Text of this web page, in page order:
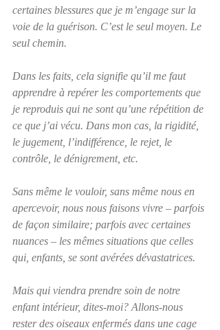
certaines blessures que je m’engage sur la
voie de la guérison. C’est le seul moyen. Le
seul chemin.
Dans les faits, cela signifie qu’il me faut
apprendre à repérer les comportements que
je reproduis qui ne sont qu’une répétition de
ce que j’ai vécu. Dans mon cas, la rigidité,
le jugement, l’indifférence, le rejet, le
contrôle, le dénigrement, etc.
Sans même le vouloir, sans même nous en
apercevoir, nous nous faisons vivre – parfois
de façon similaire; parfois avec certaines
nuances – les mêmes situations que celles
qui, enfants, se sont avérées dévastatrices.
Mais qui viendra prendre soin de notre
enfant intérieur, dites-moi? Allons-nous
rester des oiseaux enfermés dans une cage